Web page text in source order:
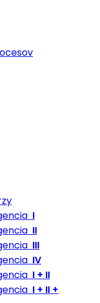
I
II
III
IV
I + II
I + II +